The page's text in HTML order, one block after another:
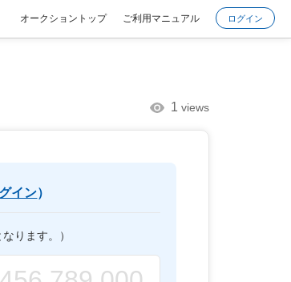
オークショントップ ご利用マニュアル ログイン
1 views
イン）
なります。）